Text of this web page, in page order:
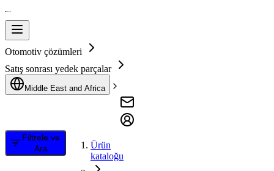
Otomotiv çözümleri
Satış sonrası yedek parçalar
Middle East and Africa
Filtrele ve
Ara
Ürün
kataloğu